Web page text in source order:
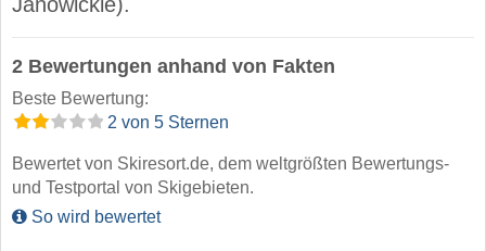
2 Bewertungen anhand von Fakten
Beste Bewertung:
2 von 5 Sternen
Bewertet von Skiresort.de, dem weltgrößten Bewertungs-
und Testportal von Skigebieten.
So wird bewertet